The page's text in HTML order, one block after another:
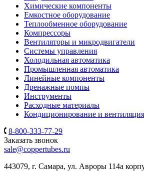
Химические компоненты
Емкостное оборудование
Теплообменное оборудование
Компрессоры
Вентиляторы и микродвигатели
Системы управления
Холодильная автоматика
Промышленная автоматика
Линейные компоненты
Дренажные помпы
Инструменты
Расходные материалы
Кондиционирование и вентиляция
8-800-333-77-29
Заказать звонок
sale@coppertubes.ru
443079, г. Самара, ул. Авроры 114а